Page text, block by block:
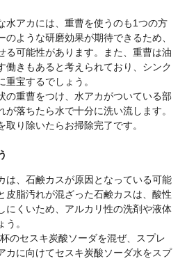
水アカには、重曹を使うのも1つの方
ような研磨効果が期待できるため、
る可能性があります。また、重曹は油
働きもあると考えられており、シンク
宝するでしょう。
の重曹をつけ、水アカがついている部
落ちたら水で十分に洗い流します。
り除いたらお掃除完了です。
は、石鹸カスが原因となっている可能
皮脂汚れが混ざった石鹸カスは、酸性
にくいため、アルカリ性の洗剤や液体
。
のセスキ炭酸ソーダを混ぜ、スプレ
カに向けてセスキ炭酸ソーダ水をスプ